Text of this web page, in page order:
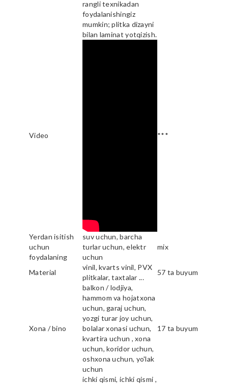
rangli texnikadan
foydalanishingiz
mumkin; plitka dizayni
bilan laminat yotqizish.
Video ***
Yerdan isitish
uchun
foydalaning
suv uchun, barcha
turlar uchun, elektr
uchun
mix
Material
vinil, kvarts vinil, PVX
plitkalar, taxtalar ...
57 ta buyum
Xona / bino
balkon / lodjiya,
hammom va hojatxona
uchun, garaj uchun,
yozgi turar joy uchun,
bolalar xonasi uchun,
kvartira uchun , xona
uchun, koridor uchun,
oshxona uchun, yo'lak
uchun
17 ta buyum
ichki qismi, ichki qismi ,